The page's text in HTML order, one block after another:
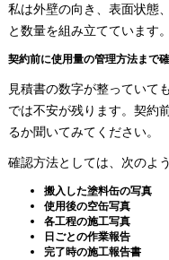
私は外壁の向き、表面状態
と数量を組み立てています。
契約前に使用量の管理方法まで
見積書の数字が整っていて
では不安が残ります。契約
るか聞いてみてください。
確認方法としては、次のよ
搬入した塗料缶の写真
使用後の空缶写真
各工程の施工写真
日ごとの作業報告
完了時の施工報告書